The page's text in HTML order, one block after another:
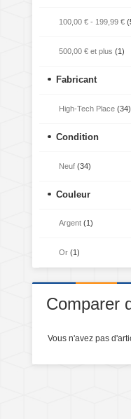
100,00 € - 199,99 €
500,00 € et plus (1)
Fabricant
High-Tech Place (34)
Condition
Neuf (34)
Couleur
Argent (1)
Or (1)
Comparer
Vous n'avez pas